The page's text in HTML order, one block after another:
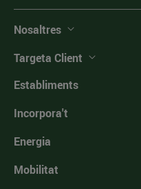
Nosaltres
Targeta Client
Establiments
Incorpora't
Energia
Mobilitat